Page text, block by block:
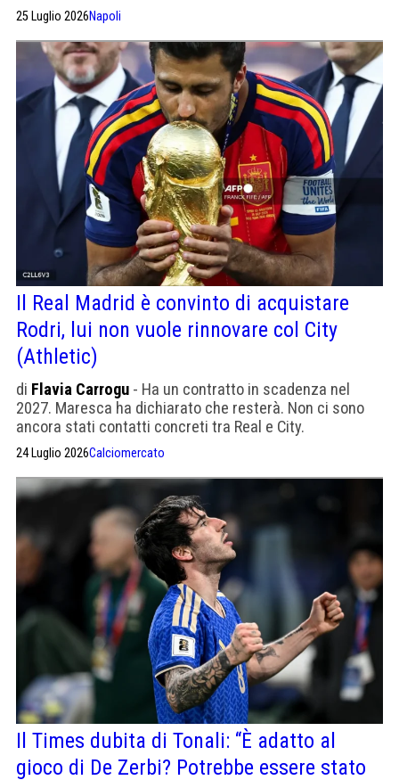
25 Luglio 2026Napoli
Il Real Madrid è convinto di acquistare
Rodri, lui non vuole rinnovare col City
(Athletic)
di Flavia Carrogu - Ha un contratto in scadenza nel
2027. Maresca ha dichiarato che resterà. Non ci sono
ancora stati contatti concreti tra Real e City.
24 Luglio 2026Calciomercato
Il Times dubita di Tonali: “È adatto al
gioco di De Zerbi? Potrebbe essere stato